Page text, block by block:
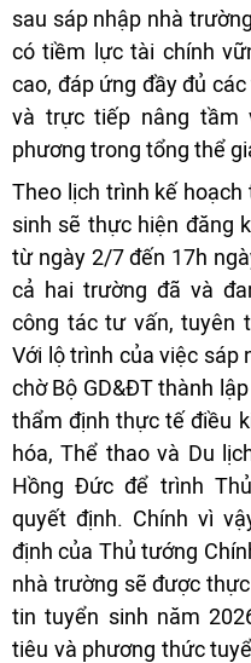
sau sáp nhập nhà
có tiềm lực tài chính
cao, đáp ứng đầy đủ
và trực tiếp nâng tầm
phương trong tổng thể
Theo lịch trình kế hoạch
sinh sẽ thực hiện đăng
từ ngày 2/7 đến 17h
cả hai trường đã và
công tác tư vấn, tuyên
Với lộ trình của việc sáp
chờ Bộ GD&ĐT thành
thẩm định thực tế điều
hóa, Thể thao và Du
Hồng Đức để trình
quyết định. Chính vì
định của Thủ tướng
nhà trường sẽ được
tin tuyển sinh năm
tiêu và phương thức